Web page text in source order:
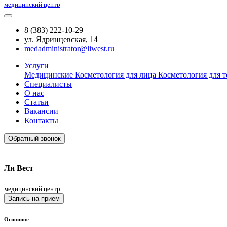
медицинский центр
8 (383) 222-10-29
ул. Ядринцевская, 14
medadministrator@liwest.ru
Услуги
Медицинские Косметология для лица Косметология для
Специалисты
О нас
Статьи
Вакансии
Контакты
Обратный звонок
Ли Вест
медицинский центр
Запись на прием
Основное